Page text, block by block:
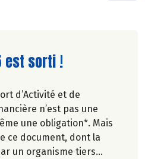
est sorti !
d’Activité et de
n’est pas une
une obligation*. Mais
ce document, dont la
un organisme tiers